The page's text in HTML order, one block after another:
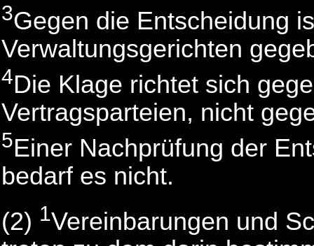
3Gegen die Entscheidung
Verwaltungsgerichten
4Die Klage richtet sich
Vertragsparteien, nicht
5Einer Nachprüfung der
bedarf es nicht.
(2) 1Vereinbarungen und